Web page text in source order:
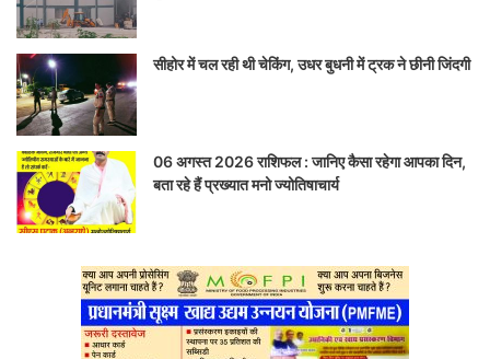
सीहोर में चल रही थी चेकिंग, उधर बुधनी में ट्रक ने छीनी जिंदगी
06 अगस्त 2026 राशिफल : जानिए कैसा रहेगा आपका दिन,
बता रहे हैं प्रख्यात मनो ज्योतिषाचार्य